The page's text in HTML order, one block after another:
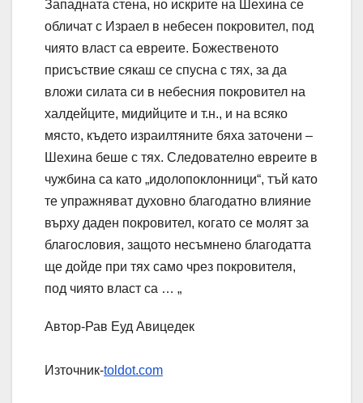
Западната стена, но искрите на Шехина се
обличат с Израел в небесен покровител, под
чиято власт са евреите. Божественото
присъствие сякаш се спусна с тях, за да
вложи силата си в небесния покровител на
халдейците, мидийците и т.н., и на всяко
място, където израилтяните бяха заточени –
Шехина беше с тях. Следователно евреите в
чужбина са като „идолопоклонници“, тъй като
те упражняват духовно благодатно влияние
върху даден покровител, когато се молят за
благословия, защото несъмнено благодатта
ще дойде при тях само чрез покровителя,
под чиято власт са … „
Автор-Рав Еуд Авицедек
Източник-toldot.com